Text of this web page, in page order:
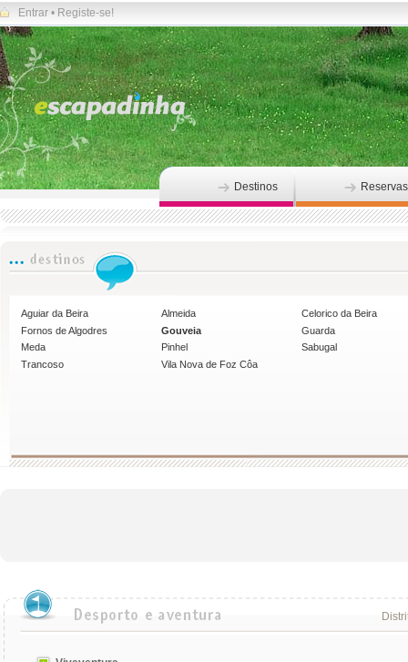
Entrar • Registe-se!
Destinos Reservas
Aguiar da Beira Almeida
Celorico da Beira
Fornos de Algodres
Gouveia
Guarda
Meda
Pinhel
Sabugal
Trancoso
Vila Nova de Foz Côa